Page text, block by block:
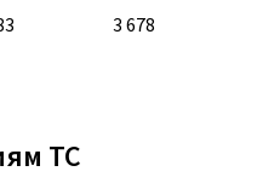
3 678
ТС